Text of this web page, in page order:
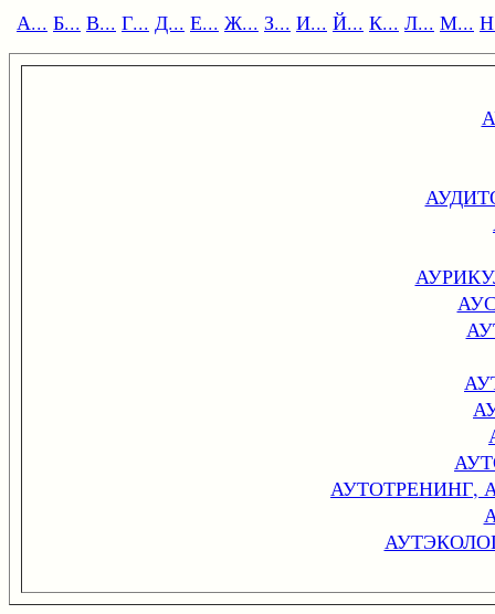
А... Б... В... Г... Д... Е... Ж... З... И... Й... К... Л... М...
АУТОТРЕНИНГ,